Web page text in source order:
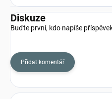
Diskuze
Buďte první, kdo napíše
Přidat komentář